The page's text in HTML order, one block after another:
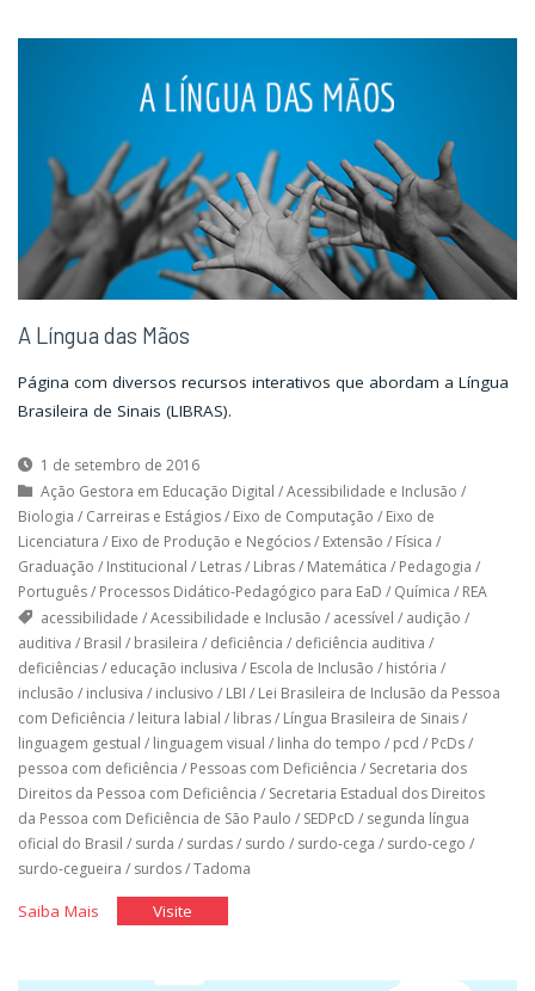
A Língua das Mãos
Página com diversos recursos interativos que abordam a Língua
Brasileira de Sinais (LIBRAS).
1 de setembro de 2016
Ação Gestora em Educação Digital /Acessibilidade e Inclusão /
Biologia / Carreiras e Estágios/ Eixo de Computação / Eixo de
Licenciatura / Eixo de Produção e Negócios/ Extensão / Física /
Graduação / Institucional / Letras/ Libras/ Matemática / Pedagogia /
Português/ Processos Didático-Pedagógico para EaD / Química / REA
acessibilidade /Acessibilidade e Inclusão / acessível / audição /
auditiva / Brasil / brasileira / deficiência / deficiência auditiva /
deficiências/ educação inclusiva / Escola de Inclusão / história /
inclusão / inclusiva / inclusivo / LBI / Lei Brasileira de Inclusão da Pessoa
com Deficiência / leitura labial / libras/ Língua Brasileira de Sinais/
linguagem gestual / linguagem visual / linha do tempo / pcd / PcDs/
pessoa com deficiência / Pessoas com Deficiência / Secretaria dos
Direitos da Pessoa com Deficiência / Secretaria Estadual dos Direitos
da Pessoa com Deficiência de São Paulo / SEDPcD / segunda língua
oficial do Brasil / surda / surdas/ surdo / surdo-cega / surdo-cego /
surdo-cegueira / surdos/Tadoma
Saiba Mais"A
Visite"A